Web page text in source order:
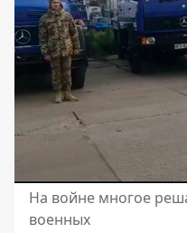
На войне многое
военных